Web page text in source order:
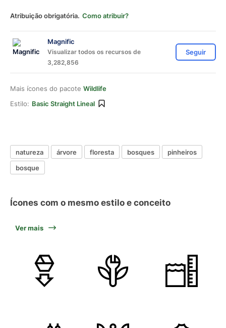
Atribuição obrigatória. Como atribuir?
Magnific
Visualizar todos os recursos de
3,282,856
Seguir
Mais ícones do pacote Wildlife
Estilo: Basic Straight Lineal
natureza árvore floresta bosques
pinheiros
bosque
Ícones com o mesmo estilo e conceito
Ver mais